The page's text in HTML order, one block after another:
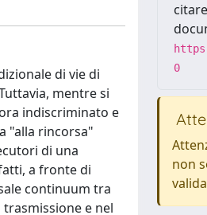
di vie di
mentre si
indiscriminato e
"alla rincorsa"
di una
a fronte di
continuum tra
e nel
0
non